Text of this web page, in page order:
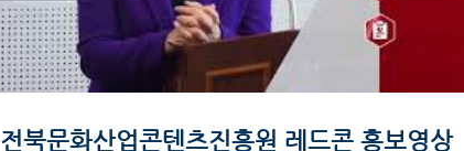
전북문화산업콘텐츠진흥원 레드콘 홍보영상